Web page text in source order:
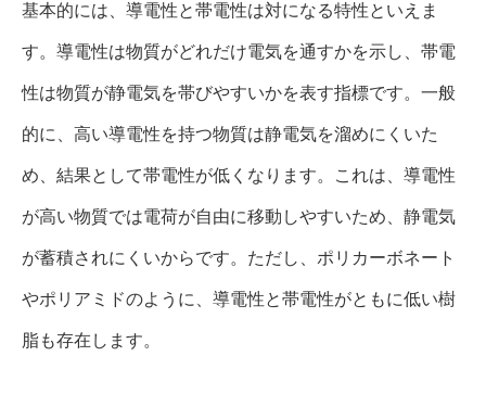
基本的には、導電性と帯電性は対になる特性といえま
す。導電性は物質がどれだけ電気を通すかを示し、帯電
性は物質が静電気を帯びやすいかを表す指標です。一般
的に、高い導電性を持つ物質は静電気を溜めにくいた
め、結果として帯電性が低くなります。これは、導電性
が高い物質では電荷が自由に移動しやすいため、静電気
が蓄積されにくいからです。ただし、ポリカーボネート
やポリアミドのように、導電性と帯電性がともに低い樹
脂も存在します。